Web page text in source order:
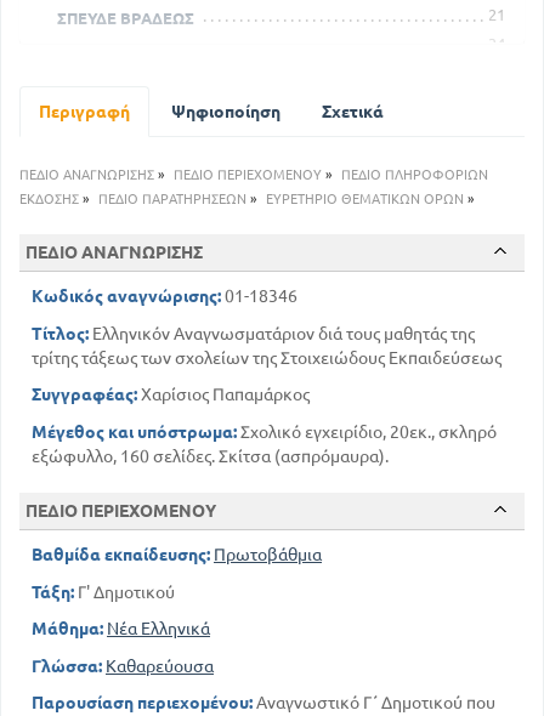
ΣΠΕΥΔΕ ΒΡΑΔΕΩΣ
21
34
ΑΛΛΟΤΡΙΟΠΡΑΓΜΟΣΥΝΗ ΚΑΙ ΠΟΛΥΠΑΓΜΟΣΥΝΗ
ΓΕΝΝΑΙΟΤΗΤΑ
ΑΓΑΠΗ ΤΩΝ ΤΕΚΝΩΝ ΠΡΟΣ ΤΟΥΣ ΓΟΝΕΙΣ
128
145
Περιγραφή Ψηφιοποίηση Σχετικά
ΠΕΔΙΟ ΑΝΑΓΝΩΡΙΣΗΣ » ΠΕΔΙΟ ΠΕΡΙΕΧΟΜΕΝΟΥ »
ΠΕΔΙΟ ΠΛΗΡΟΦΟΡΙΩΝ
ΕΚΔΟΣΗΣ » ΠΕΔΙΟ ΠΑΡΑΤΗΡΗΣΕΩΝ » ΕΥΡΕΤΗΡΙΟ ΘΕΜΑΤΙΚΩΝ ΟΡΩΝ »
ΠΕΔΙΟ ΑΝΑΓΝΩΡΙΣΗΣ
Κωδικός αναγνώρισης:01-18346
Τίτλος: Ελληνικόν Αναγνωσματάριον διά τους μαθητάς της
τρίτης τάξεως των σχολείων της Στοιχειώδους Εκπαιδεύσεως
Συγγραφέας:Χαρίσιος Παπαμάρκος
Μέγεθος και υπόστρωμα:Σχολικό εγχειρίδιο, 20εκ., σκληρό
εξώφυλλο, 160 σελίδες. Σκίτσα (ασπρόμαυρα).
ΠΕΔΙΟ ΠΕΡΙΕΧΟΜΕΝΟΥ
Βαθμίδα εκπαίδευσης: Πρωτοβάθμια
Τάξη: Γ' Δημοτικού
Μάθημα: Νέα Ελληνικά
Γλώσσα: Καθαρεύουσα
Παρουσίαση περιεχομένου:Αναγνωστικό Γ΄ Δημοτικού που